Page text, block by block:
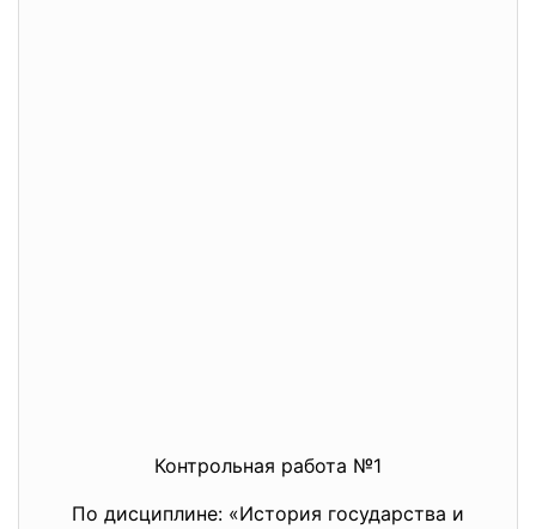
Контрольная работа №1
По дисциплине: «История государства и